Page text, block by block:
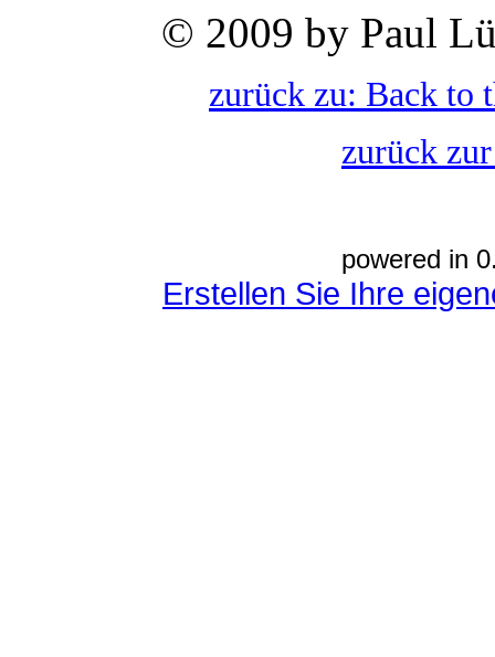
© 2009 by Paul
zurück zu: Back to
zurück
powered in
Erstellen Sie Ihre